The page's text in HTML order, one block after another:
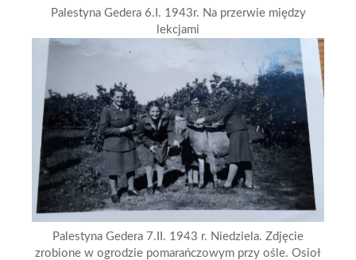
Palestyna Gedera 6.I. 1943r. Na przerwie między
lekcjami
Palestyna Gedera 7.II. 1943 r. Niedziela. Zdjęcie
zrobione w ogrodzie pomarańczowym przy ośle. Osioł